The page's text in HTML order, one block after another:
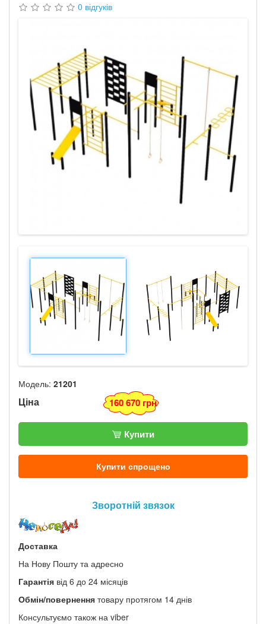
0 відгуків
Модель: 21201
Ціна 160 670 грн
Купити
Купити спрощено
Зворотній звязок
Доставка
На Нову Пошту та адресно
Гарантія від 6 до 24 місяців
Обмін/повернення товару протягом 14 днів
Консультуємо також на viber